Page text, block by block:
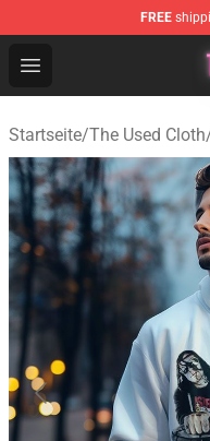
FREE
Open menu
The Used Store -
Startseite/The Used Cloth